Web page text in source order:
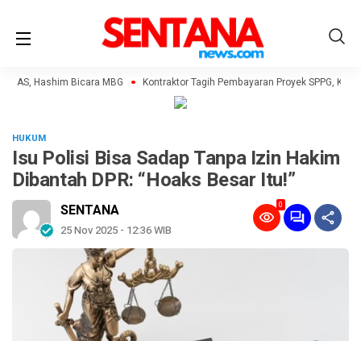
Hashim Bicara MBG Kontraktor Tagih Pembayaran Proyek SPPG,
HUKUM
Isu Polisi Bisa Sadap Tanpa Izin Hakim
Dibantah DPR: “Hoaks Besar Itu!”
SENTANA
25 Nov 2025 - 12:36 WIB
0